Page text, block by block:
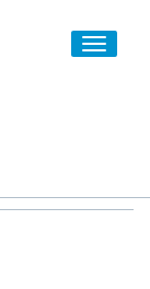
Toggle